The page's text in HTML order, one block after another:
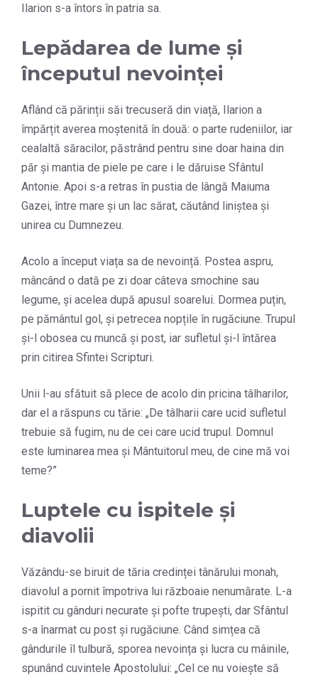
Ilarion s-a întors în patria sa.
Lepădarea de lume și
începutul nevoinței
Aflând că părinții săi trecuseră din viață, Ilarion a
împărțit averea moștenită în două: o parte rudeniilor, iar
cealaltă săracilor, păstrând pentru sine doar haina din
păr și mantia de piele pe care i le dăruise Sfântul
Antonie. Apoi s-a retras în pustia de lângă Maiuma
Gazei, între mare și un lac sărat, căutând liniștea și
unirea cu Dumnezeu.
Acolo a început viața sa de nevoință. Postea aspru,
mâncând o dată pe zi doar câteva smochine sau
legume, și acelea după apusul soarelui. Dormea puțin,
pe pământul gol, și petrecea nopțile în rugăciune. Trupul
și-l obosea cu muncă și post, iar sufletul și-l întărea
prin citirea Sfintei Scripturi.
Unii l-au sfătuit să plece de acolo din pricina tâlharilor,
dar el a răspuns cu tărie: „De tâlharii care ucid sufletul
trebuie să fugim, nu de cei care ucid trupul. Domnul
este luminarea mea și Mântuitorul meu, de cine mă voi
teme?”
Luptele cu ispitele și
diavolii
Văzându-se biruit de tăria credinței tânărului monah,
diavolul a pornit împotriva lui războaie nenumărate. L-a
ispitit cu gânduri necurate și pofte trupești, dar Sfântul
s-a înarmat cu post și rugăciune. Când simțea că
gândurile îl tulbură, sporea nevoința și lucra cu mâinile,
spunând cuvintele Apostolului: „Cel ce nu voiește să